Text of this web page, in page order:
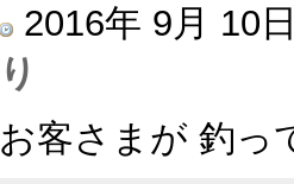
2016年 9月 10
り
お客さまが 釣